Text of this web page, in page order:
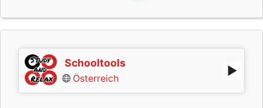
Schooltools
Österreich